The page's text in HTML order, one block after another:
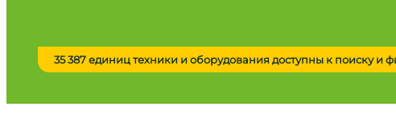
Сначала выберите марку
Город / регион
35 387 единиц техники и оборудования доступны к поиску и